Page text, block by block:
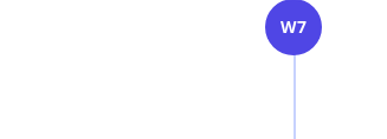
W7